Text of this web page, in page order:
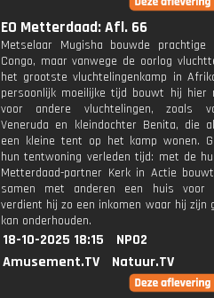
EO Metterdaad: Afl. 66
Metselaar Mugisha bouwde prachtige
Congo, maar vanwege de oorlog
het grootste vluchtelingenkamp in
persoonlijk moeilijke tijd bouwt hij hier
voor andere vluchtelingen, zoals
Veneruda en kleindochter Benita, die
een kleine tent op het kamp wonen.
hun tentwoning verleden tijd: met de
Metterdaad-partner Kerk in Actie
samen met anderen een huis voor
verdient hij zo een inkomen waar hij zijn
kan onderhouden.
18-10-2025 18:15
NPO2
Amusement.TV
Natuur.TV